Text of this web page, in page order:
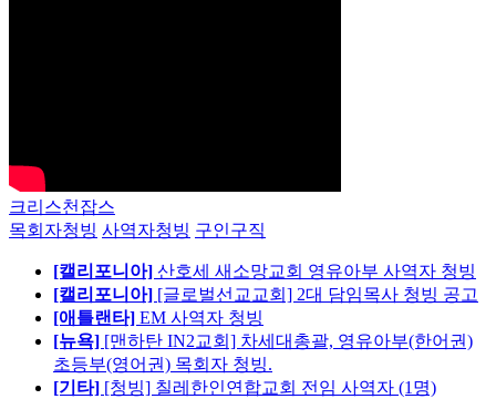
크리스천잡스
목회자청빙 사역자청빙 구인구직
[캘리포니아] 산호세 새소망교회 영유아부 사역자 청빙
[캘리포니아] [글로벌선교교회] 2대 담임목사 청빙 공고
[애틀랜타] EM 사역자 청빙
[뉴욕] [맨하탄 IN2교회] 차세대총괄, 영유아부(한어권)
초등부(영어권) 목회자 청빙.
[기타] [청빙] 칠레한인연합교회 전임 사역자 (1명)